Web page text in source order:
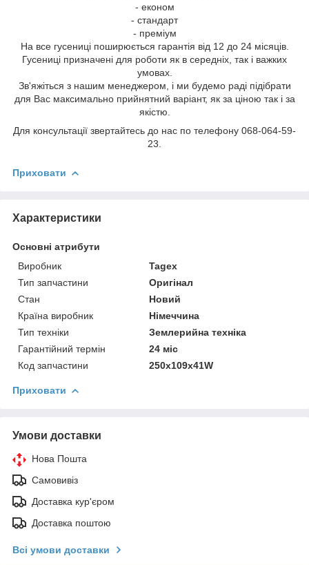
- економ
- стандарт
- преміум
На все гусениці поширюється гарантія від 12 до 24 місяців.
Гусениці призначені для роботи як в середніх, так і важких
умовах.
Зв'яжіться з нашим менеджером, і ми будемо раді підібрати
для Вас максимально прийнятний варіант, як за ціною так і за
якістю.
Для консультації звертайтесь до нас по телефону 068-064-59-
23.
Приховати
Характеристики
Основні атрибути
Виробник
Tagex
Тип запчастини
Оригінал
Стан
Новий
Країна виробник
Німеччина
Тип техніки
Землерийна техніка
Гарантійний термін
24 міс
Код запчастини
250х109х41W
Приховати
Умови доставки
Нова Пошта
Самовивіз
Доставка кур'єром
Доставка поштою
Всі умови доставки